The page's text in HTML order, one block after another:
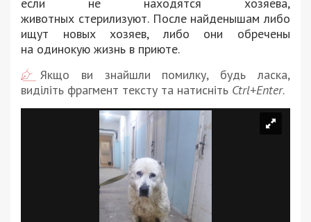
животных стерилизуют. После найденышам либо
ищут
новых хозяев, либо они
обречены
на одинокую жизнь в приюте.
Якщо ви знайшли помилку, будь ласка,
виділіть фрагмент тексту та натисніть Ctrl+Enter.